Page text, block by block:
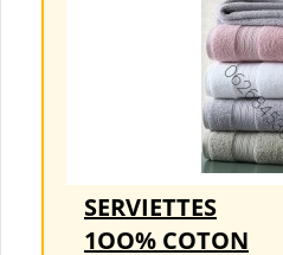
SERVIETTES
1OO% COTON